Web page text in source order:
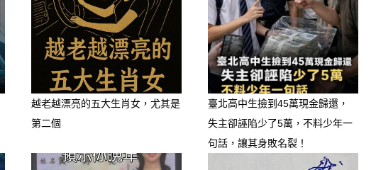
越老越漂亮的五大生肖女，尤其是
第二個
臺北高中生撿到45萬現金歸還，
失主卻誣陷少了5萬，不料少年一
句話，讓其身敗名裂！